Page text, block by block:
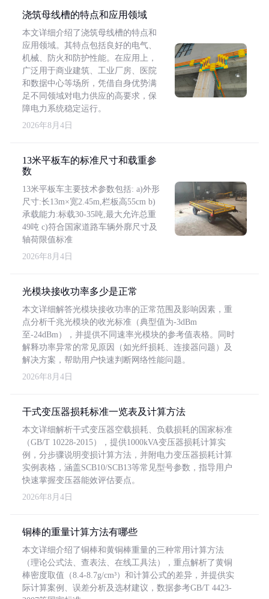
浇筑母线槽的特点和应用领域
本文详细介绍了浇筑母线槽的特点和
应用领域。其特点包括良好的电气、
机械、防火和防护性能。在应用上，
广泛用于商业建筑、工业厂房、医院
和数据中心等场所，凭借自身优势满
足不同领域对电力供应的高要求，保
障电力系统稳定运行。
2026年8月4日
13米平板车的标准尺寸和载重参
数
13米平板车主要技术参数包括: a)外形
尺寸:长13m×宽2.45m,栏板高55cm b)
承载能力:标载30-35吨,最大允许总重
49吨 c)符合国家道路车辆外廓尺寸及
轴荷限值标准
2026年8月4日
光模块接收功率多少是正常
本文详细解答光模块接收功率的正常范围及影响因素，重
点分析千兆光模块的收光标准（典型值为-3dBm
至-24dBm），并提供不同速率光模块的参考值表格。同时
解释功率异常的常见原因（如光纤损耗、连接器问题）及
解决方案，帮助用户快速判断网络性能问题。
2026年8月4日
干式变压器损耗标准一览表及计算方法
本文详细解析干式变压器空载损耗、负载损耗的国家标准
（GB/T 10228-2015），提供1000kVA变压器损耗计算实
例，分步骤说明变损计算方法，并附电力变压器损耗计算
实例表格，涵盖SCB10/SCB13等常见型号参数，指导用户
快速掌握变压器能效评估要点。
2026年8月4日
铜棒的重量计算方法有哪些
本文详细介绍了铜棒和黄铜棒重量的三种常用计算方法
（理论公式法、查表法、在线工具法），重点解析了黄铜
棒密度取值（8.4-8.7g/cm³）和计算公式的差异，并提供实
际计算案例、误差分析及选材建议，数据参考GB/T 4423-